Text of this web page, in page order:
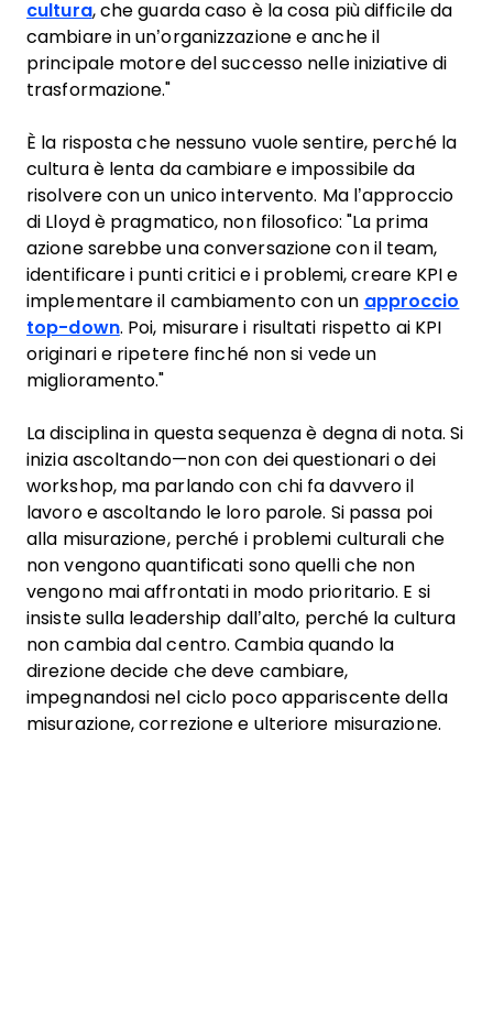
cultura, che guarda caso è la cosa più difficile da
cambiare in un’organizzazione e anche il
principale motore del successo nelle iniziative di
trasformazione."
È la risposta che nessuno vuole sentire, perché la
cultura è lenta da cambiare e impossibile da
risolvere con un unico intervento. Ma l’approccio
di Lloyd è pragmatico, non filosofico: "La prima
azione sarebbe una conversazione con il team,
identificare i punti critici e i problemi, creare KPI e
implementare il cambiamento con un approccio
top-down. Poi, misurare i risultati rispetto ai KPI
originari e ripetere finché non si vede un
miglioramento."
La disciplina in questa sequenza è degna di nota. Si
inizia ascoltando—non con dei questionari o dei
workshop, ma parlando con chi fa davvero il
lavoro e ascoltando le loro parole. Si passa poi
alla misurazione, perché i problemi culturali che
non vengono quantificati sono quelli che non
vengono mai affrontati in modo prioritario. E si
insiste sulla leadership dall’alto, perché la cultura
non cambia dal centro. Cambia quando la
direzione decide che deve cambiare,
impegnandosi nel ciclo poco appariscente della
misurazione, correzione e ulteriore misurazione.